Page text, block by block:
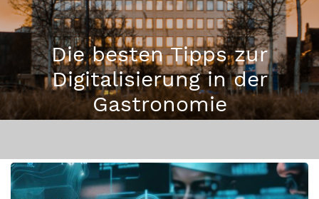
Die besten Tipps zur
Digitalisierung in der
Gastronomie